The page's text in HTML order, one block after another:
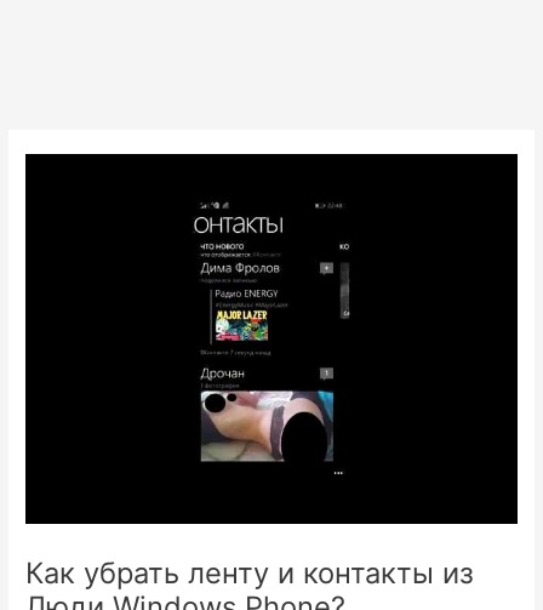
Как убрать ленту и контакты из